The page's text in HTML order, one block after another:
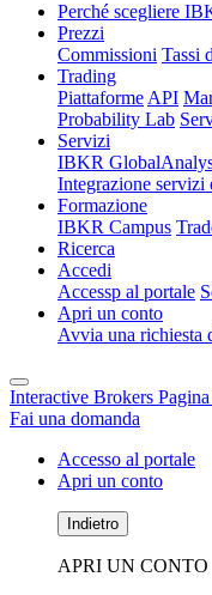
Perché scegliere
Prezzi
Commissioni Tassi
Trading
Piattaforme API
Probability Lab
Servizi
IBKR
Integrazione servizi
Formazione
IBKR Campus
Ricerca
Accedi
Accessp al portale
Apri un conto
Avvia una richiesta
Interactive Brokers
Fai una domanda
Accesso al portale
Apri un conto
Indietro
APRI UN CONTO